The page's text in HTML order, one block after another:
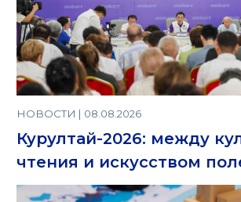
НОВОСТИ | 08.08.2026
Курултай-2026: между
чтения и искусством